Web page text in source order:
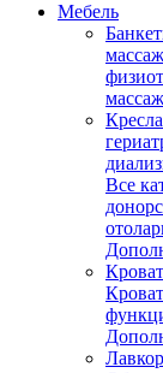
Мебель
Все